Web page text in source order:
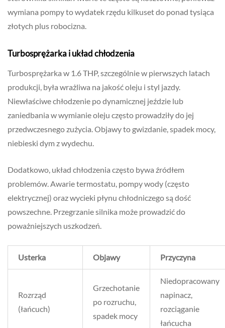
wymiana pompy to wydatek rzędu kilkuset do ponad tysiąca
złotych plus robocizna.
Turbosprężarka i układ chłodzenia
Turbosprężarka w 1.6 THP, szczególnie w pierwszych latach
produkcji, była wrażliwa na jakość oleju i styl jazdy.
Niewłaściwe chłodzenie po dynamicznej jeździe lub
zaniedbania w wymianie oleju często prowadziły do jej
przedwczesnego zużycia. Objawy to gwizdanie, spadek mocy,
niebieski dym z wydechu.
Dodatkowo, układ chłodzenia często bywa źródłem
problemów. Awarie termostatu, pompy wody (często
elektrycznej) oraz wycieki płynu chłodniczego są dość
powszechne. Przegrzanie silnika może prowadzić do
poważniejszych uszkodzeń.
Usterka Objawy Przyczyna
Rozrząd
(łańcuch)
Grzechotanie
po rozruchu,
spadek mocy
Niedopracowany
napinacz,
rozciąganie
łańcucha